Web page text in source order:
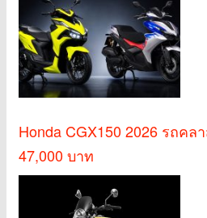
Honda CGX150 2026 รถคล
47,000 บาท